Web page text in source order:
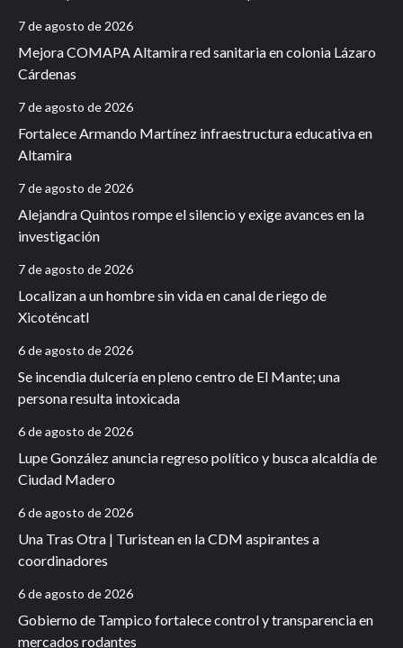
7 de agosto de 2026
Mejora COMAPA Altamira red sanitaria en colonia Lázaro
Cárdenas
7 de agosto de 2026
Fortalece Armando Martínez infraestructura educativa en
Altamira
7 de agosto de 2026
Alejandra Quintos rompe el silencio y exige avances en la
investigación
7 de agosto de 2026
Localizan a un hombre sin vida en canal de riego de
Xicoténcatl
6 de agosto de 2026
Se incendia dulcería en pleno centro de El Mante; una
persona resulta intoxicada
6 de agosto de 2026
Lupe González anuncia regreso político y busca alcaldía de
Ciudad Madero
6 de agosto de 2026
Una Tras Otra | Turistean en la CDM aspirantes a
coordinadores
6 de agosto de 2026
Gobierno de Tampico fortalece control y transparencia en
mercados rodantes